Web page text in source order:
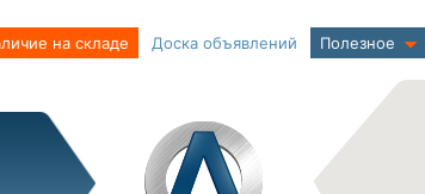
на складе Доска объявлений Полезное